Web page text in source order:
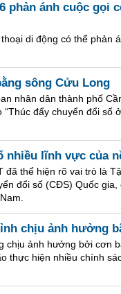
phản ánh cuộc gọi
di động có thể phản
sông Cửu Long
nhân dân thành phố
đẩy chuyển đổi số
nhiều lĩnh vực của
đã thể hiện rõ vai trò là
đổi số (CĐS) Quốc
chịu ảnh hưởng
chịu ảnh hưởng bởi cơn
thực hiện nhiều chính